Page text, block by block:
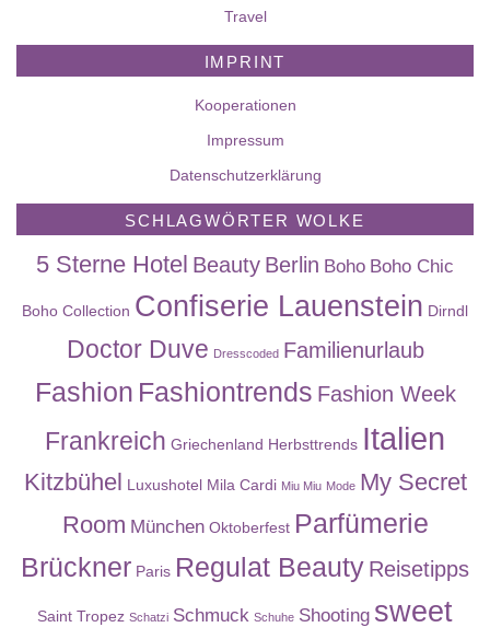
Travel
IMPRINT
Kooperationen
Impressum
Datenschutzerklärung
SCHLAGWÖRTER WOLKE
5 Sterne Hotel Beauty Berlin Boho Boho Chic
Boho Collection Confiserie Lauenstein Dirndl
Doctor Duve Dresscoded Familienurlaub
Fashion Fashiontrends Fashion Week
Frankreich Griechenland Herbsttrends Italien
Kitzbühel Luxushotel Mila Cardi Miu Miu Mode My Secret
Room München Oktoberfest Parfümerie
Brückner Paris Regulat Beauty Reisetipps
Saint Tropez Schatzi Schmuck Schuhe Shooting sweet